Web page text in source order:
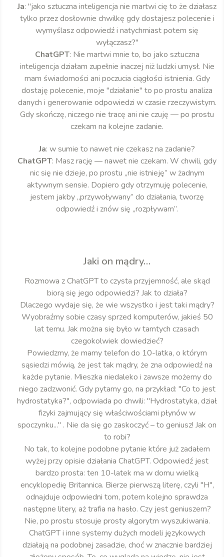
Ja: "jako sztuczna inteligencja nie martwi cię to że działasz
tylko przez dosłownie chwilkę gdy dostajesz polecenie i
wymyślasz odpowiedź i natychmiast potem się
wyłączasz?"
ChatGPT: Nie martwi mnie to, bo jako sztuczna
inteligencja działam zupełnie inaczej niż ludzki umysł. Nie
mam świadomości ani poczucia ciągłości istnienia. Gdy
dostaję polecenie, moje "działanie" to po prostu analiza
danych i generowanie odpowiedzi w czasie rzeczywistym.
Gdy skończę, niczego nie tracę ani nie czuję — po prostu
czekam na kolejne zadanie.
Ja: w sumie to nawet nie czekasz na zadanie?
ChatGPT: Masz rację — nawet nie czekam. W chwili, gdy
nic się nie dzieje, po prostu „nie istnieję” w żadnym
aktywnym sensie. Dopiero gdy otrzymuję polecenie,
jestem jakby „przywoływany” do działania, tworzę
odpowiedź i znów się „rozpływam”.
Jaki on mądry…
Rozmowa z ChatGPT to czysta przyjemność, ale skąd
biorą się jego odpowiedzi? Jak to działa?
Dlaczego wydaje się, że wie wszystko i jest taki mądry?
Wyobraźmy sobie czasy sprzed komputerów, jakieś 50
lat temu. Jak można się było w tamtych czasach
czegokolwiek dowiedzieć?
Powiedzmy, że mamy telefon do 10-latka, o którym
sąsiedzi mówią, że jest tak mądry, że zna odpowiedź na
każde pytanie. Mieszka niedaleko i zawsze możemy do
niego zadzwonić. Gdy pytamy go, na przykład: "Co to jest
hydrostatyka?", odpowiada po chwili: "Hydrostatyka, dział
fizyki zajmujący się właściwościami płynów w
spoczynku..." . Nie da się go zaskoczyć – to geniusz! Jak on
to robi?
No tak, to kolejne podobne pytanie które już zadałem
wyżej przy opisie działania ChatGPT. Odpowiedź jest
bardzo prosta: ten 10-latek ma w domu wielką
encyklopedię Britannica. Bierze pierwszą literę, czyli "H",
odnajduje odpowiedni tom, potem kolejno sprawdza
następne litery, aż trafia na hasło. Czy jest geniuszem?
Nie, po prostu stosuje prosty algorytm wyszukiwania.
ChatGPT i inne systemy dużych modeli językowych
działają na podobnej zasadzie, choć w znacznie bardziej